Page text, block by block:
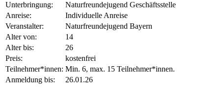
Unterbringung:
Naturfreundejugend Geschäftsstelle
Anreise:
Individuelle Anreise
Veranstalter:
Naturfreundejugend Bayern
Alter von:
14
Alter bis:
26
Preis:
kostenfrei
Teilnehmer*innen: Min. 6, max. 15 Teilnehmer*innen.
Anmeldung bis:
26.01.26